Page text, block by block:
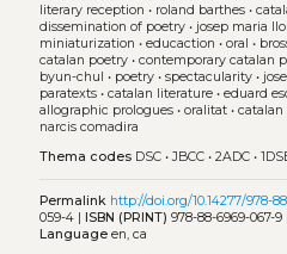
literary reception • roland barthes•
dissemination of poetry• josep maria
miniaturization • educaction • oral •
catalan poetry• contemporary catalan
byun-chul
• poetry• spectacularity•
paratexts• catalan literature• eduard
allographic prologues• oralitat•
narcis comadira
Thema codes DSC•JBCC• 2ADC•
Permalink http://doi.org/10.14277/978-
059-4 | ISBN (PRINT) 978-88-6969-067-9 |
Languageen, ca